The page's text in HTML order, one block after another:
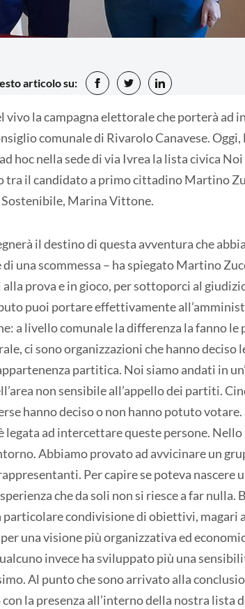
articolo su:
vivo la campagna elettorale che porterà ad
comunale di Rivarolo Canavese.
hoc nella sede di via Ivrea la lista civica
tra il candidato a primo cittadino Martino
Marina Vittone.
il destino di questa avventura che
una scommessa – ha spiegato Martino
prova e in gioco, per sottoporci al
puoi portare effettivamente
a livello comunale la differenza la fanno le
ci sono organizzazioni che hanno deciso
partitica. Noi siamo andati in
non sensibile all’appello dei partiti.
hanno deciso o non hanno potuto votare.
legata ad intercettare queste persone.
Abbiamo provato ad avvicinare un
Per capire se poteva nascere
che da soli non si riesce a far nulla.
particolare condivisione di obiettivi, magari
una visione più organizzativa ed
invece ha sviluppato più una
Al punto che sono arrivato alla
la presenza all’interno della nostra lista